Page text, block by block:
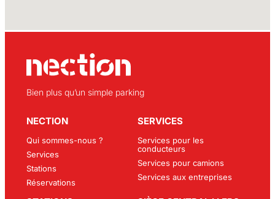
Bien plus qu’un simple parking
NECTION
Qui sommes-nous ?
Services
Stations
Réservations
SERVICES
Services pour les
conducteurs
Services pour camions
Services aux entreprises